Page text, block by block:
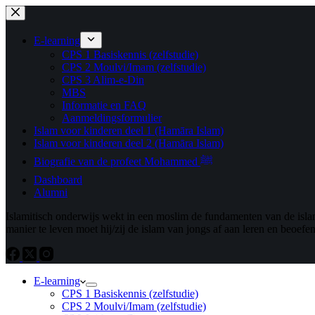
Ga
naar
inhoud
Ga
naar
inhoud
E-learning
CPS 1 Basiskennis (zelfstudie)
CPS 2 Moulvi/Imam (zelfstudie)
CPS 3 Alim-e-Din
MBS
Informatie en FAQ
Aanmeldingsformulier
Islam voor kinderen deel 1 (Hamāra Islam)
Islam voor kinderen deel 2 (Hamāra Islam)
Biografie van de profeet Mohammed ﷺ
Dashboard
Alumni
Islamitisch onderwijs wekt in een moslim de fundamenten van de
manier te leven moet hij/zij de islam van jongs af aan leren en
E-learning
CPS 1 Basiskennis (zelfstudie)
CPS 2 Moulvi/Imam (zelfstudie)